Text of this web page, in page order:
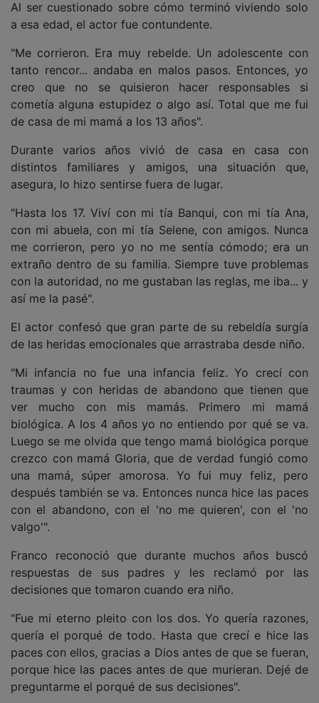
Al ser cuestionado sobre cómo terminó viviendo solo
a esa edad, el actor fue contundente.
"Me corrieron. Era muy rebelde. Un adolescente con
tanto rencor... andaba en malos pasos. Entonces, yo
creo que no se quisieron hacer responsables si
cometía alguna estupidez o algo así. Total que me fui
de casa de mi mamá a los 13 años".
Durante varios años vivió de casa en casa con
distintos familiares y amigos, una situación que,
asegura, lo hizo sentirse fuera de lugar.
"Hasta los 17. Viví con mi tía Banqui, con mi tía Ana,
con mi abuela, con mi tía Selene, con amigos. Nunca
me corrieron, pero yo no me sentía cómodo; era un
extraño dentro de su familia. Siempre tuve problemas
con la autoridad, no me gustaban las reglas, me iba... y
así me la pasé".
El actor confesó que gran parte de su rebeldía surgía
de las heridas emocionales que arrastraba desde niño.
"Mi infancia no fue una infancia feliz. Yo crecí con
traumas y con heridas de abandono que tienen que
ver mucho con mis mamás. Primero mi mamá
biológica. A los 4 años yo no entiendo por qué se va.
Luego se me olvida que tengo mamá biológica porque
crezco con mamá Gloria, que de verdad fungió como
una mamá, súper amorosa. Yo fui muy feliz, pero
después también se va. Entonces nunca hice las paces
con el abandono, con el 'no me quieren', con el 'no
valgo'".
Franco reconoció que durante muchos años buscó
respuestas de sus padres y les reclamó por las
decisiones que tomaron cuando era niño.
"Fue mi eterno pleito con los dos. Yo quería razones,
quería el porqué de todo. Hasta que crecí e hice las
paces con ellos, gracias a Dios antes de que se fueran,
porque hice las paces antes de que murieran. Dejé de
preguntarme el porqué de sus decisiones".